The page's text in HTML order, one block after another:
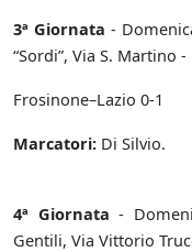
3ª Giornata -
“Sordi”, Via S. Martino -
Frosinone–Lazio 0-1
Marcatori: Di Silvio.
4ª Giornata -
Gentili, Via Vittorio